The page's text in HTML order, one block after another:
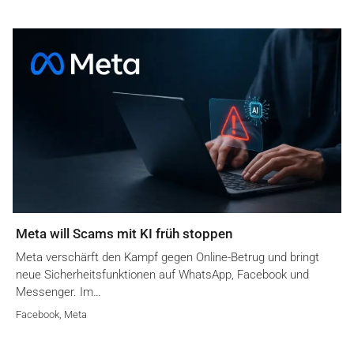
Meta will Scams mit KI früh stoppen
Meta verschärft den Kampf gegen Online-Betrug und bringt
neue Sicherheitsfunktionen auf WhatsApp, Facebook und
Messenger. Im…
Facebook, Meta